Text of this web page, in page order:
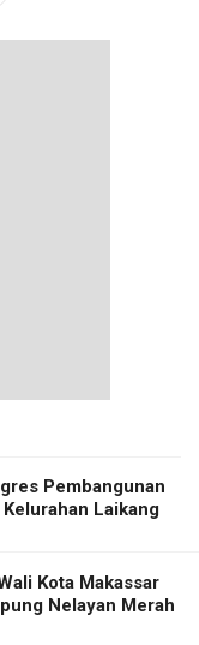
Pembangunan
Laikang
Kota Makassar
Nelayan Merah